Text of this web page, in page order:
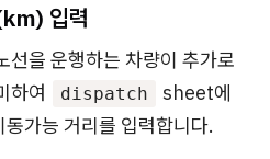
입력
선을 운행하는 차량이 추가로
하여
dispatch
sheet에
가능 거리를 입력합니다.